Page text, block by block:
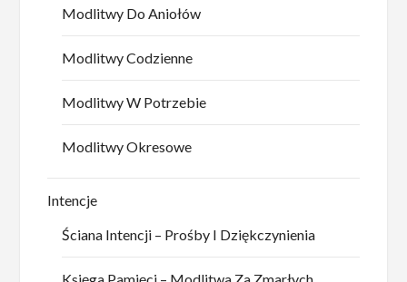
Modlitwy Do Aniołów
Modlitwy Codzienne
Modlitwy W Potrzebie
Modlitwy Okresowe
Intencje
Ściana Intencji – Prośby I Dziękczynienia